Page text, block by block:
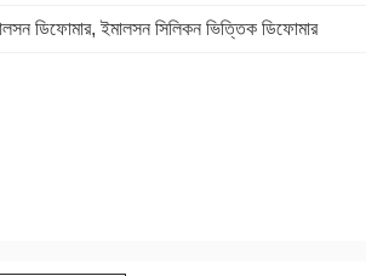
ডিফোমার, ইমালসন সিলিকন ভিত্তিক ডিফোমার